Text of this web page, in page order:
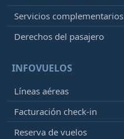
Servicios complementarios
Derechos del pasajero
INFOVUELOS
Líneas aéreas
Facturación check-in
Reserva de vuelos